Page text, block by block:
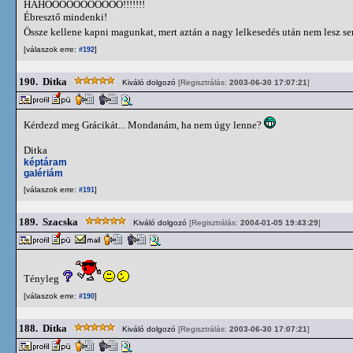
HAHÓÓÓÓÓÓÓÓÓÓÓ!!!!!!!
Ébresztő mindenki!
Össze kellene kapni magunkat, mert aztán a nagy lelkesedés után nem lesz
[válaszok erre: #192]
190. Ditka Kiváló dolgozó [Regisztrálás: 2003-06-30 17:07:21]
Kérdezd meg Grácikát... Mondanám, ha nem úgy lenne?
Ditka
képtáram
galériám
[válaszok erre: #191]
189. Szacska Kiváló dolgozó [Regisztrálás: 2004-01-05 19:43:29]
Tényleg
[válaszok erre: #190]
188. Ditka Kiváló dolgozó [Regisztrálás: 2003-06-30 17:07:21]